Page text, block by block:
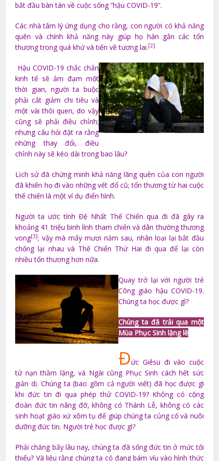
bắt đầu bàn tán về cuộc sống “hậu COVID-19”.
Các nhà tâm lý ứng dụng cho rằng, con người có khả năng
quên và chính khả năng này giúp họ hàn gắn các tổn
thương trong quá khứ và tiến về tương lai.[2]
Hậu COVID-19 chắc chắn
kinh tế sẽ ảm đạm một
thời gian, người ta buộc
phải cắt giảm chi tiêu và
một vài thói quen, do vậy
cũng sẽ phải điều chỉnh;
nhưng câu hỏi đặt ra rằng
những thay đổi, điều
chỉnh này sẽ kéo dài trong bao lâu?
Lịch sử đã chứng minh khả năng lãng quên của con người
đã khiến họ đi vào những vết đổ cũ; tổn thương từ hai cuộc
thế chiến là một ví dụ điển hình.
Người ta ước tính Đệ Nhất Thế Chiến qua đi đã gây ra
khoảng 41 triệu binh lính tham chiến và dân thường thương
vong[3]; vậy mà mấy mươi năm sau, nhân loại lại bắt đầu
chống lại nhau và Thế Chiến Thứ Hai đi qua để lại còn
nhiều tổn thương hơn nữa.
Quay trở lại với người trẻ
Công giáo hậu COVID-19.
Chúng ta học được gì?
Chúng ta đã trải qua một
Mùa Phục Sinh lặng lẽ
Đức Giêsu đi vào cuộc
tử nạn thầm lặng, và Ngài cũng Phục Sinh cách hết sức
giản dị. Chúng ta (bao gồm cả người viết) đã học được gì
khi đức tin đi qua phép thử COVID-19? Không có cộng
đoàn đức tin nâng đỡ, không có Thánh Lễ, không có các
sinh hoạt giáo xứ xôm tụ để giúp chúng ta củng cố và nuôi
dưỡng đức tin. Người trẻ học được gì?
Phải chăng bấy lâu nay, chúng ta đã sống đức tin ở mức tối
thiểu? Và liệu rằng chúng ta có đang bám víu vào hình thức